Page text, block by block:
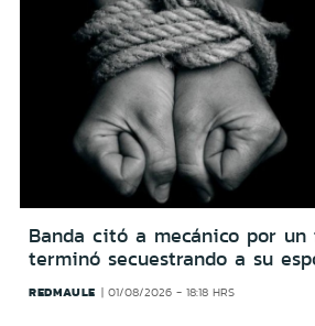
Banda citó a mecánico por
terminó secuestrando a su
REDMAULE 01/08/2026 - 18:18 HRS